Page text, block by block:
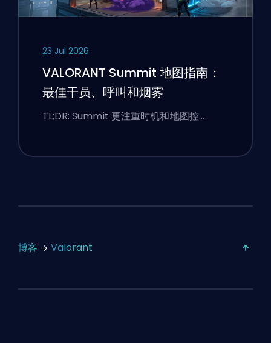
23 Jul 2026
VALORANT Summit 地图指南：
最佳干员、呼叫和烟雾
TL;DR: Summit 更注重时机和地图控…
博客 Valorant